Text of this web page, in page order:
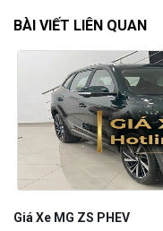
BÀI VIẾT LIÊN QUAN
Giá Xe MG ZS PHEV